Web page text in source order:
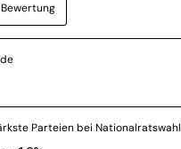
Parteien bei Nationalratswahl